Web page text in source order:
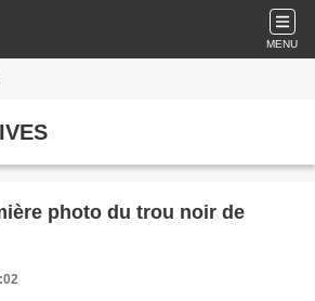
MENU
photo du trou noir de